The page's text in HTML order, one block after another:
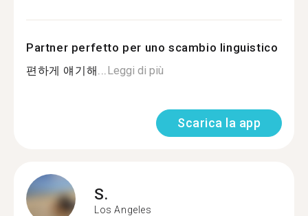
Partner perfetto per uno scambio linguistico
편하게 얘기해...Leggi di più
Scarica la app
S.
Los Angeles